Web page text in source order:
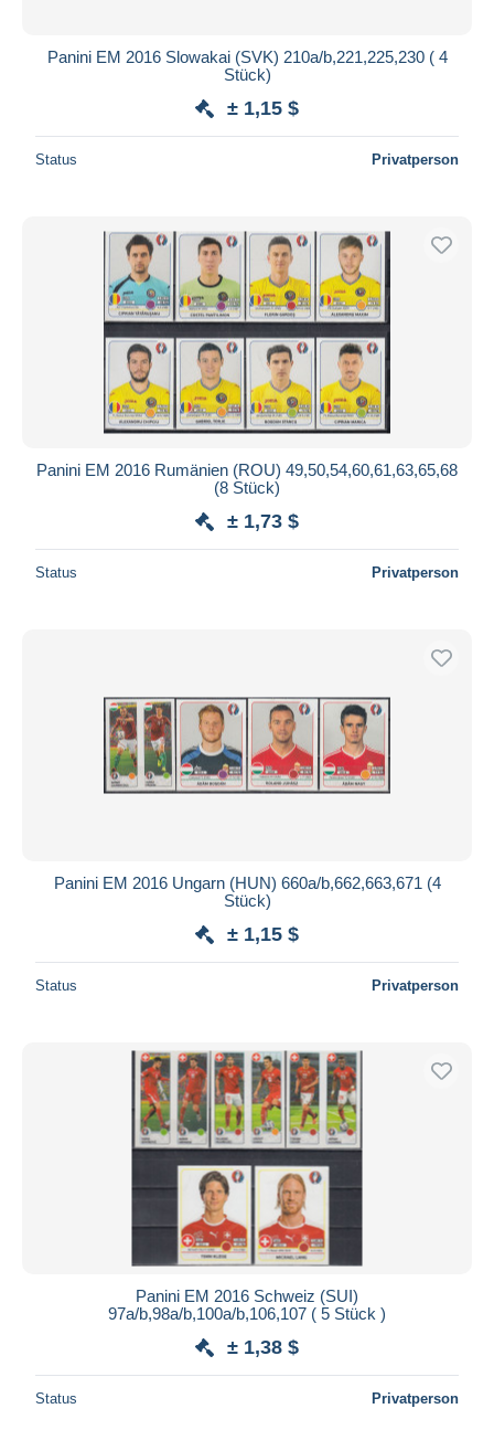
Panini EM 2016 Slowakai (SVK) 210a/b,221,225,230 ( 4
Stück)
± 1,15 $
Status Privatperson
Panini EM 2016 Rumänien (ROU) 49,50,54,60,61,63,65,68
(8 Stück)
± 1,73 $
Status Privatperson
Panini EM 2016 Ungarn (HUN) 660a/b,662,663,671 (4
Stück)
± 1,15 $
Status Privatperson
Panini EM 2016 Schweiz (SUI)
97a/b,98a/b,100a/b,106,107 ( 5 Stück )
± 1,38 $
Status Privatperson